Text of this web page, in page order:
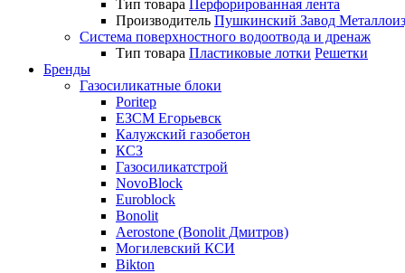
Тип товара Перфорированная лента
Производитель Пушкинский Завод
Система поверхностного водоотвода и дренаж
Тип товара Пластиковые лотки Решетки
Бренды
Газосиликатные блоки
Poritep
ЕЗСМ Егорьевск
Калужский газобетон
КСЗ
Газосиликатстрой
NovoBlock
Euroblock
Bonolit
Aerostone (Bonolit Дмитров)
Могилевский КСИ
Bikton